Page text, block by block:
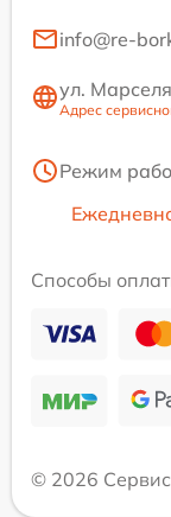
info@re-
ул.
Адрес
Режим
Способы
© 2026